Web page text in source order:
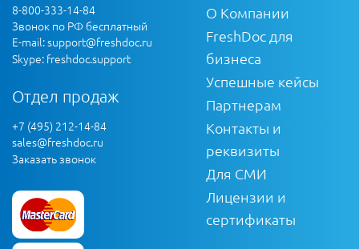
8-800-333-14-84
Звонок по РФ бесплатный
E-mail:support@freshdoc.ru
Skype: freshdoc.support
Отдел продаж
+7 (495) 212-14-84
sales@freshdoc.ru
Заказать звонок
О Компании
FreshDoc для
бизнеса
Успешные кейсы
Партнерам
Контакты и
реквизиты
Для СМИ
Лицензии и
сертификаты